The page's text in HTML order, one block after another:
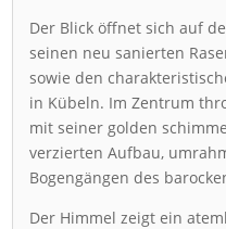
Der Blick öffnet sich auf
seinen neu sanierten
sowie den
in Kübeln. Im Zentrum
mit seiner golden
verzierten Aufbau,
Bogengängen des
Der Himmel zeigt ein